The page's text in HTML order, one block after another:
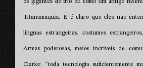
os gigantes do frio ou como um antigo
Titanomaquia. E é claro que eles não
línguas estrangeiras, costumes
Armas poderosas, meios incríveis de
Clarke: “toda tecnologia suficientemente